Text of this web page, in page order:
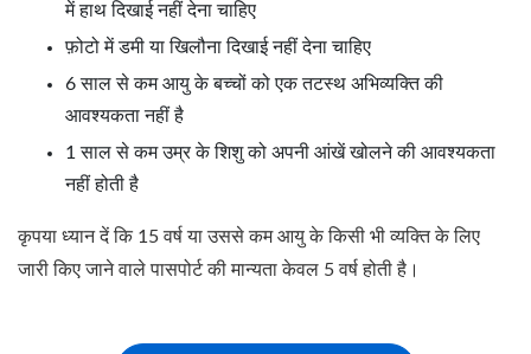
में हाथ दिखाई नहीं देना चाहिए
फ़ोटो में डमी या खिलौना दिखाई नहीं देना चाहिए
6 साल से कम आयु के बच्चों को एक तटस्थ अभिव्यक्ति की
आवश्यकता नहीं है
1 साल से कम उम्र के शिशु को अपनी आंखें खोलने की आवश्यकता
नहीं होती है
कृपया ध्यान दें कि 15 वर्ष या उससे कम आयु के किसी भी व्यक्ति के लिए
जारी किए जाने वाले पासपोर्ट की मान्यता केवल 5 वर्ष होती है।